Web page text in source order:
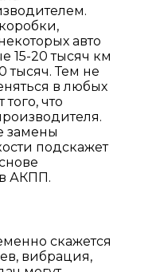
авто
15-20 тысяч км
тысяч. Тем не
в любых
что
замены
подскажет
АКПП.
скажется
вибрация,